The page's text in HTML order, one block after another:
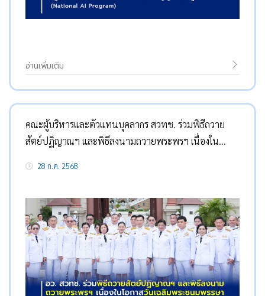
อ่านเพิ่มเติม
คณะผู้บริหารและตัวแทนบุคลากร สวทช. ร่วมพิธีถวาย
สัตย์ปฏิญาณฯ และพิธีลงนามถวายพระพรฯ เนื่องใน
28 ก.ค. 2568